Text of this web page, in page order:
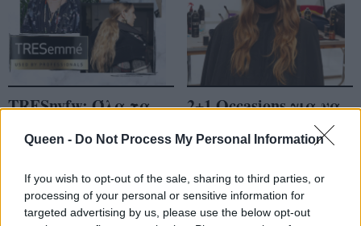
Queen - Do Not Process My Personal Information
If you wish to opt-out of the sale, sharing to third parties, or
processing of your personal or sensitive information for
targeted advertising by us, please use the below opt-out
TRESnyfw: Όλα τα
επιμελήθηκαν οι
TRESemmé…
2+1 Occasions για να
λάμψεις με τα Free
Spirited Waves από το
Rebecca Minkoff